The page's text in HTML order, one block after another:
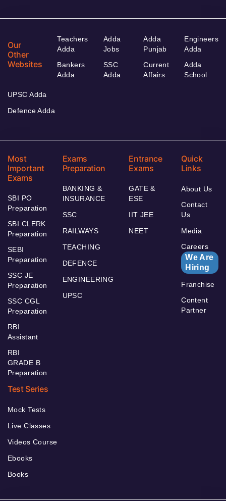
Our
Other
Websites
Teachers
Adda
Bankers
Adda
Adda
Jobs
SSC
Adda
Adda
Punjab
Current
Affairs
Engineers
Adda
Adda
School
UPSC Adda
Defence Adda
Most
Important
Exams
SBI PO
Preparation
SBI CLERK
Preparation
SEBI
Preparation
SSC JE
Preparation
SSC CGL
Preparation
RBI
Assistant
RBI
GRADE B
Preparation
Exams
Preparation
BANKING &
INSURANCE
SSC
RAILWAYS
TEACHING
DEFENCE
ENGINEERING
UPSC
Entrance
Exams
GATE &
ESE
IIT JEE
NEET
Quick
Links
About Us
Contact
Us
Media
Careers
We Are
Hiring
Franchise
Content
Partner
Test Series
Mock Tests
Live Classes
Videos Course
Ebooks
Books